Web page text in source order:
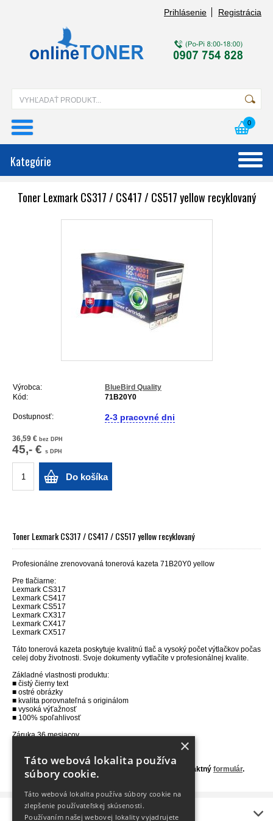
Prihlásenie Registrácia
0
Kategórie
Toner Lexmark CS317 / CS417 / CS517 yellow recyklovaný
Výrobca:
BlueBird Quality
Kód:
71B20Y0
Dostupnosť: 2-3 pracovné dni
36,59 € bez DPH
45,- € s DPH
Do košíka
Toner Lexmark CS317 / CS417 / CS517 yellow recyklovaný
Profesionálne zrenovovaná tonerová kazeta 71B20Y0 yellow
Pre tlačiarne:
Lexmark CS317
Lexmark CS417
Lexmark CS517
Lexmark CX317
Lexmark CX417
Lexmark CX517
Táto tonerová kazeta poskytuje kvalitnú tlač a vysoký počet výtlačkov počas
celej doby životnosti. Svoje dokumenty vytlačíte v profesionálnej kvalite.
Základné vlastnosti produktu:
■ čistý čierny text
■ ostré obrázky
■ kvalita porovnateľná s originálom
■ vysoká výťažnosť
■ 100% spoľahlivosť
Záruka 36 mesiacov.
Nie ste si istý, aký toner je vhodný do Vašej tlačiarne?
Kontaktujte nás na 0907 754 828, alebo využite kontaktný formulár.
Informácie
×
Táto webová lokalita používa
súbory cookie.
Táto webová lokalita používa súbory cookie na
zlepšenie používateľskej skúsenosti.
Používaním našej webovej lokality vyjadrujete